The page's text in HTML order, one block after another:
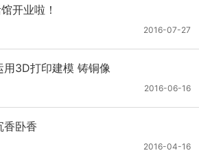
开业啦！
2016-07-27
用3D打印建模 铸铜像
2016-06-16
香卧香
2016-04-16